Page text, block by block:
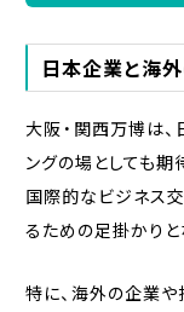
日本企業と海
大阪・関西万博は
ングの場としても期
国際的なビジネス
るための足掛かりと
特に、海外の企業